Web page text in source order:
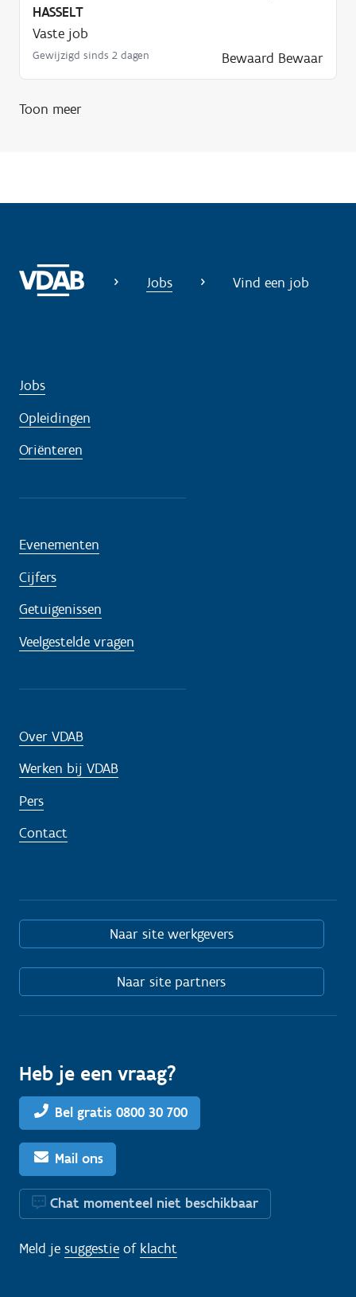
HASSELT
Vaste job
Gewijzigd sinds 2 dagen Bewaard Bewaar
Toon meer
Jobs Vind een job
Jobs
Opleidingen
Oriënteren
Evenementen
Cijfers
Getuigenissen
Veelgestelde vragen
Over VDAB
Werken bij VDAB
Pers
Contact
Naar site werkgevers
Naar site partners
Heb je een vraag?
Bel gratis 0800 30 700
Mail ons
Chat momenteel niet beschikbaar
Meld je suggestie of klacht